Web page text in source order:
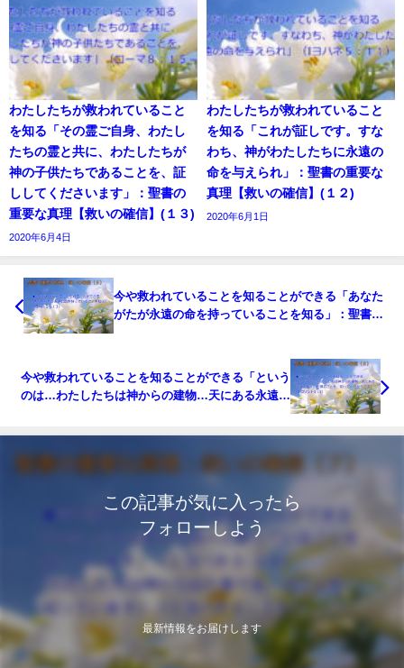
わたしたちが救われていること
を知る「その霊ご自身、わたし
たちの霊と共に、わたしたちが
神の子供たちであることを、証
ししてくださいます」：聖書の
重要な真理【救いの確信】(１３)
2020年6月4日
わたしたちが救われていること
を知る「これが証しです。すな
わち、神がわたしたちに永遠の
命を与えられ」：聖書の重要な
真理【救いの確信】(１２)
2020年6月1日
今や救われていることを知ることができる「あなた
がたが永遠の命を持っていることを知る」：聖書の
今や救われていることを知ることができる「という
のは…わたしたちは神からの建物…天にある永遠の
この記事が気に入ったら
フォローしよう
最新情報をお届けします